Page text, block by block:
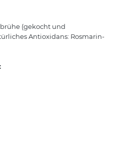
(gekocht und
Antioxidans: Rosmarin-